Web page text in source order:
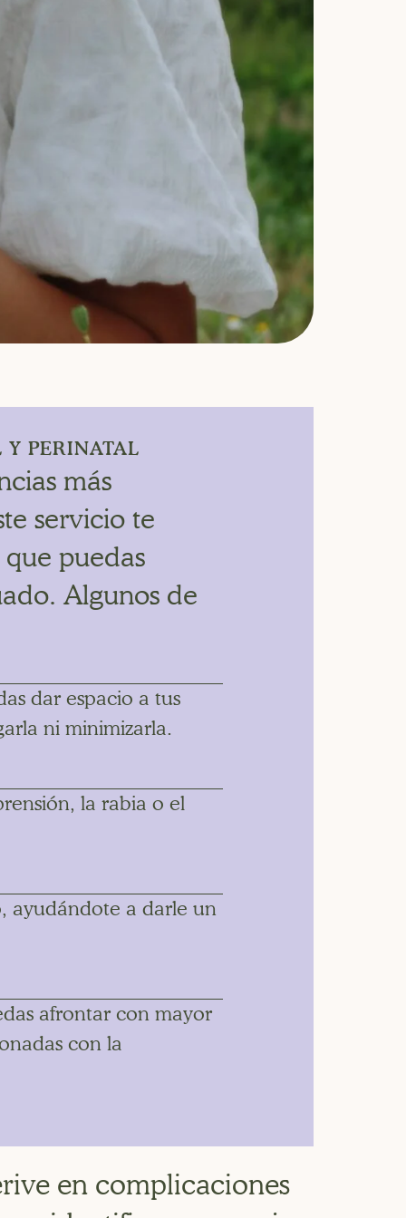
Y PERINATAL
más
servicio te
puedas
Algunos de
dar espacio a tus
ni minimizarla.
la rabia o el
ayudándote a darle un
afrontar con mayor
con la
en complicaciones